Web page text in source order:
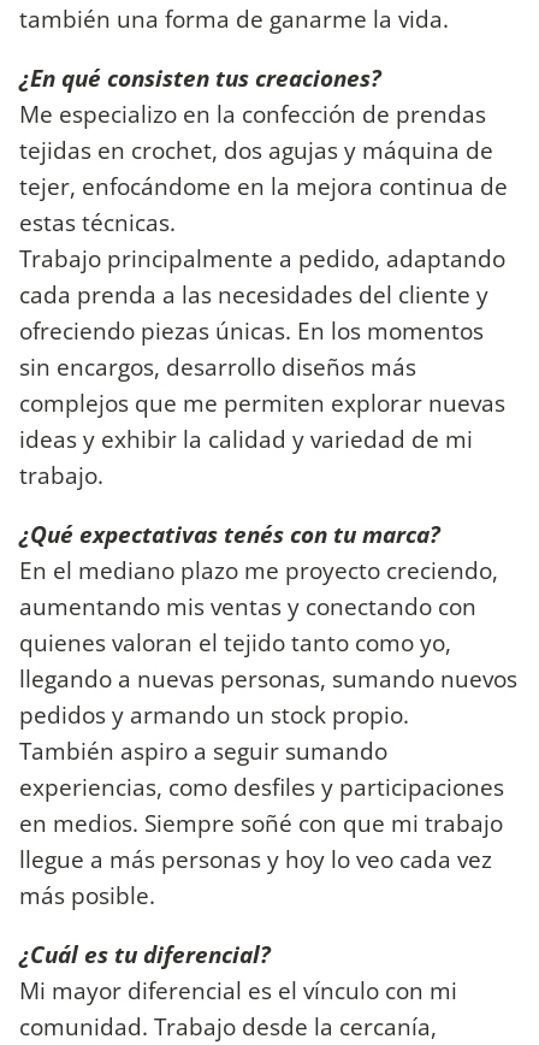
también una forma de ganarme la vida.
¿En qué consisten tus creaciones?
Me especializo en la confección de prendas
tejidas en crochet, dos agujas y máquina de
tejer, enfocándome en la mejora continua de
estas técnicas.
Trabajo principalmente a pedido, adaptando
cada prenda a las necesidades del cliente y
ofreciendo piezas únicas. En los momentos
sin encargos, desarrollo diseños más
complejos que me permiten explorar nuevas
ideas y exhibir la calidad y variedad de mi
trabajo.
¿Qué expectativas tenés con tu marca?
En el mediano plazo me proyecto creciendo,
aumentando mis ventas y conectando con
quienes valoran el tejido tanto como yo,
llegando a nuevas personas, sumando nuevos
pedidos y armando un stock propio.
También aspiro a seguir sumando
experiencias, como desfiles y participaciones
en medios. Siempre soñé con que mi trabajo
llegue a más personas y hoy lo veo cada vez
más posible.
¿Cuál es tu diferencial?
Mi mayor diferencial es el vínculo con mi
comunidad. Trabajo desde la cercanía,